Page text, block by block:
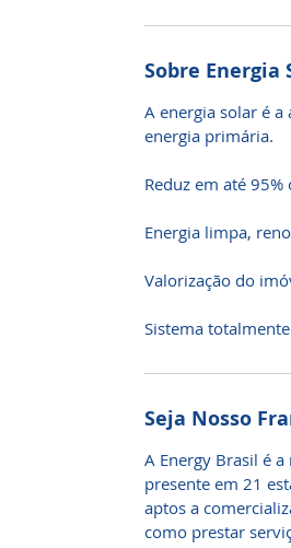
Sobre Energia
A energia solar é
energia primária.
Reduz em até
Energia limpa,
Valorização do
Sistema
Seja Nosso
A Energy Brasil é
presente em 21
aptos a
como prestar